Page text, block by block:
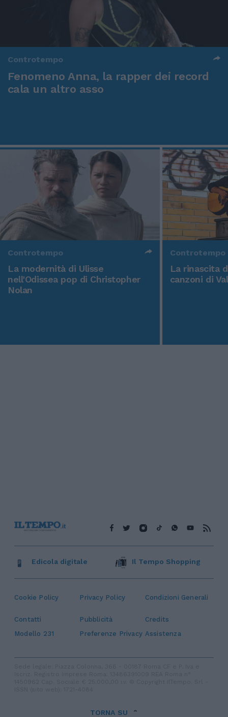
Controtempo
Fenomeno Anna, la rapper dei record
cala un altro asso
Controtempo
La modernità di Ulisse
nell'Odissea pop di Christopher
Nolan
Controtempo
La rinascita
canzoni di
Cookie Policy Privacy Policy Condizioni Generali
Contatti Pubblicità
Credits
Modello 231
Preferenze Privacy Assistenza
Edicola digitale Il Tempo Shopping
TORNA SU